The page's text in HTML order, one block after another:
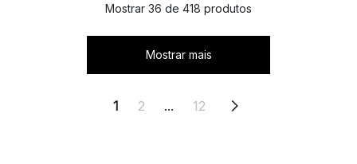
Mostrar 36 de 418 produtos
Mostrar mais
1 2 ... 12